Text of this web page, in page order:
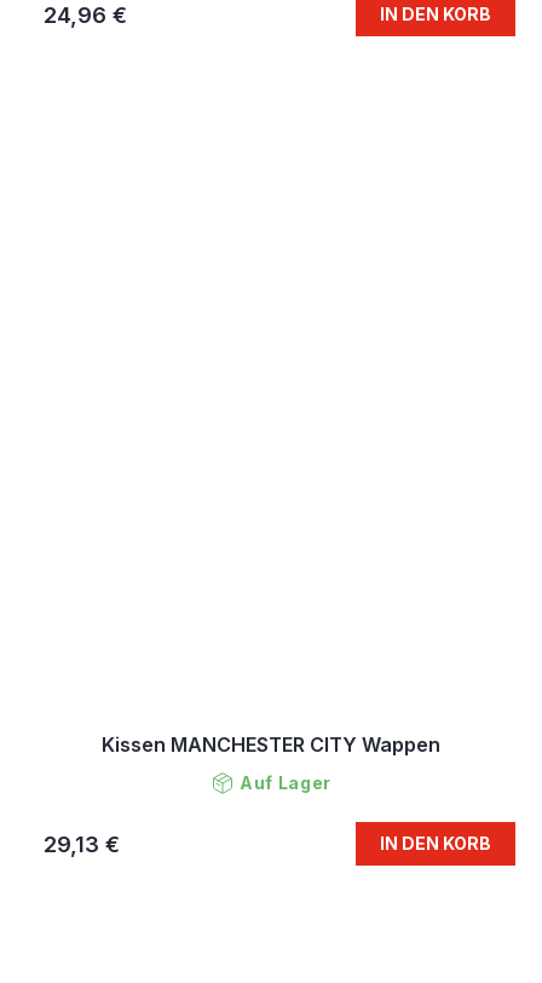
24,96 € IN DEN KORB
Kissen MANCHESTER CITY Wappen
Auf Lager
29,13 € IN DEN KORB